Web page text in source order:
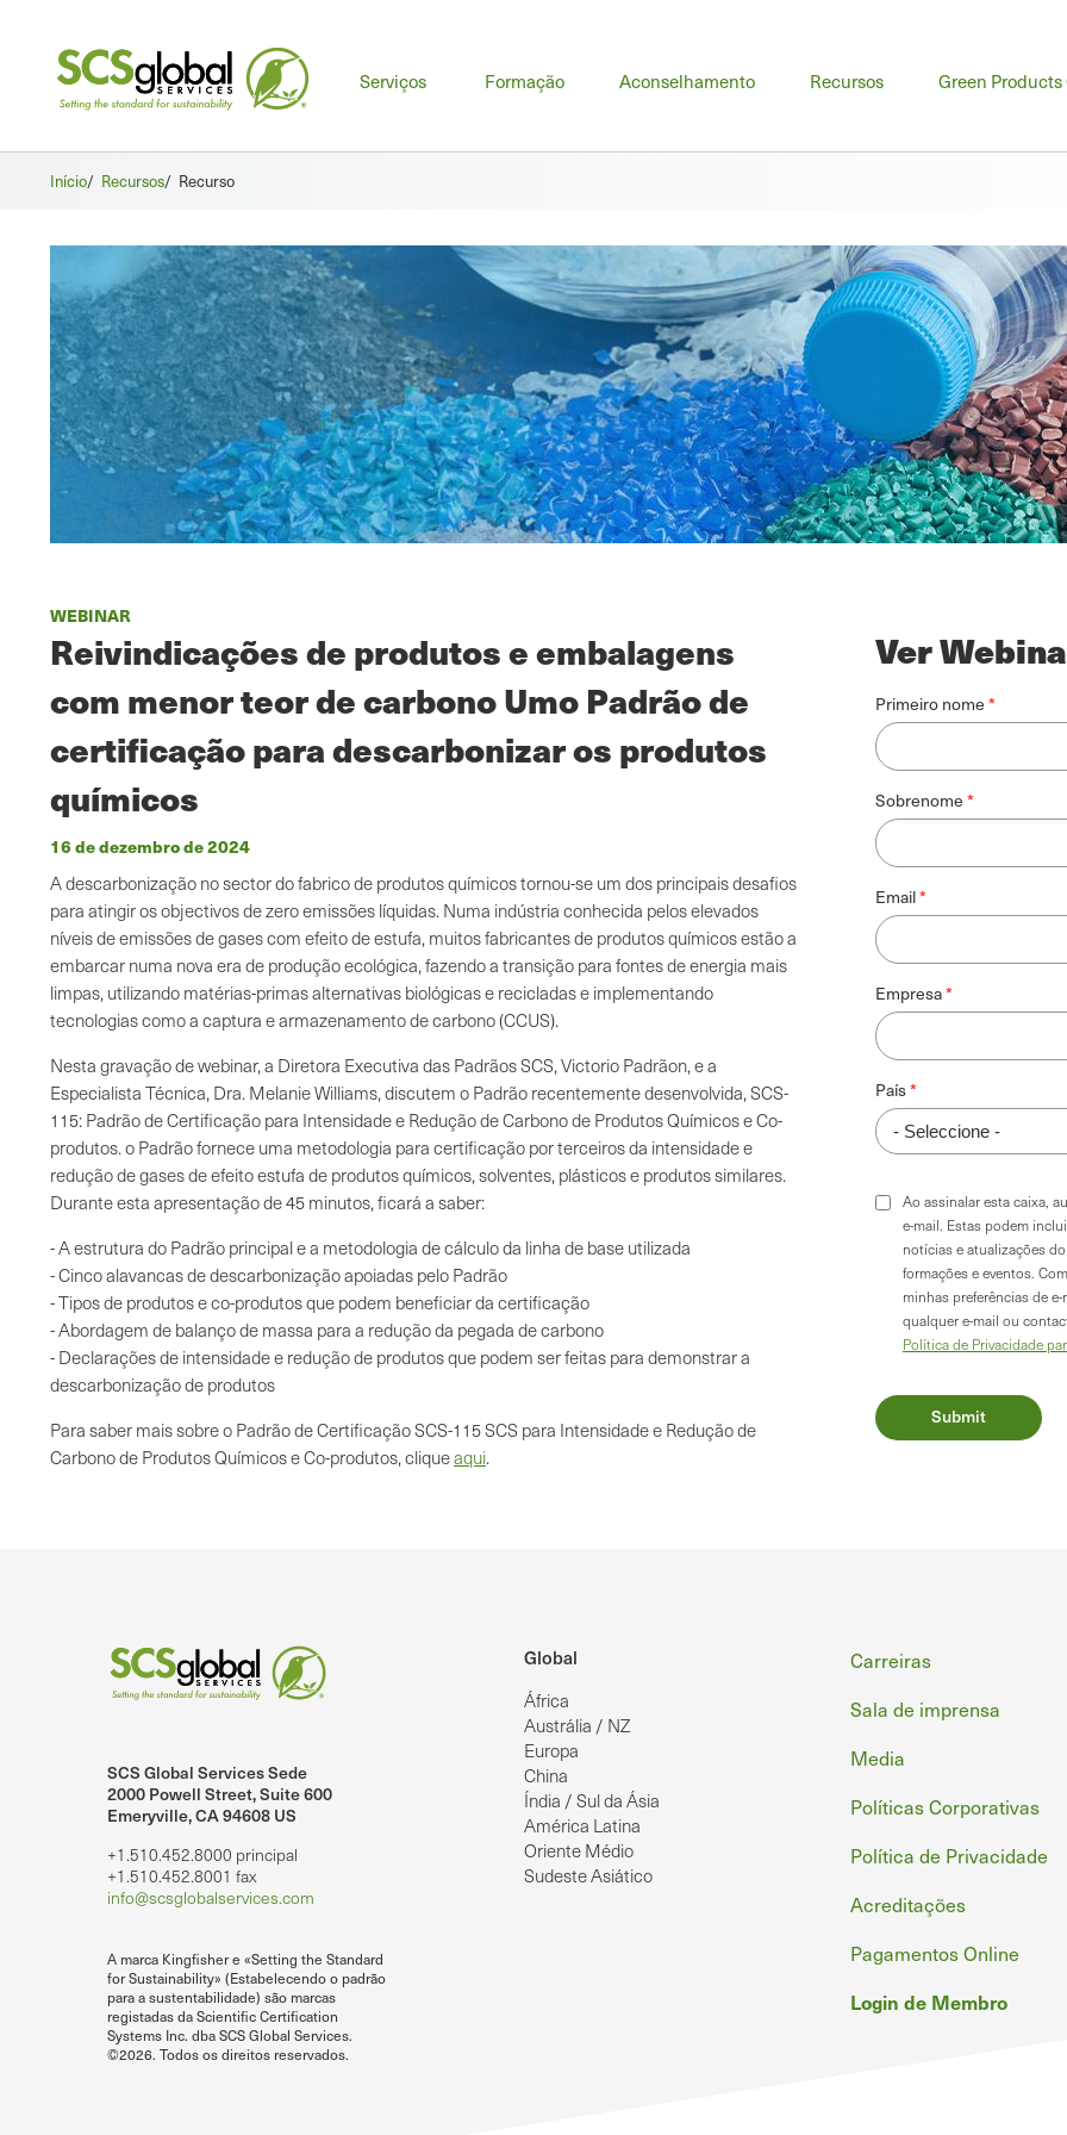
Serviços
Menu
Formação Aconselhamento Recursos Green
Início/ Recursos/ Recurso
WEBINAR
Reivindicações de produtos e embalagens
com menor teor de carbono Umo Padrão de
certificação para descarbonizar os produtos
químicos
16 de dezembro de 2024
A descarbonização no sector do fabrico de produtos químicos tornou-se um dos principais desafios
para atingir os objectivos de zero emissões líquidas. Numa indústria conhecida pelos elevados
níveis de emissões de gases com efeito de estufa, muitos fabricantes de produtos químicos estão a
embarcar numa nova era de produção ecológica, fazendo a transição para fontes de energia mais
limpas, utilizando matérias-primas alternativas biológicas e recicladas e implementando
tecnologias como a captura e armazenamento de carbono (CCUS).
Nesta gravação de webinar, a Diretora Executiva das Padrãos SCS, Victorio Padrãon, e a
Especialista Técnica, Dra. Melanie Williams, discutem o Padrão recentemente desenvolvida, SCS-
115: Padrão de Certificação para Intensidade e Redução de Carbono de Produtos Químicos e Co-
produtos. o Padrão fornece uma metodologia para certificação por terceiros da intensidade e
redução de gases de efeito estufa de produtos químicos, solventes, plásticos e produtos similares.
Durante esta apresentação de 45 minutos, ficará a saber:
- A estrutura do Padrão principal e a metodologia de cálculo da linha de base utilizada
- Cinco alavancas de descarbonização apoiadas pelo Padrão
- Tipos de produtos e co-produtos que podem beneficiar da certificação
- Abordagem de balanço de massa para a redução da pegada de carbono
- Declarações de intensidade e redução de produtos que podem ser feitas para demonstrar a
descarbonização de produtos
Para saber mais sobre o Padrão de Certificação SCS-115 SCS para Intensidade e Redução de
Carbono de Produtos Químicos e Co-produtos, cliqueaqui.
Ver
Primeiro nome
Sobrenome
Email
Empresa
País
Ao assinalar esta caixa,
e-mail. Estas podem
notícias e atualizações
formações e eventos.
minhas preferências de
qualquer e-mail ou
Política de Privacidade
SCS Global Services Sede
2000 Powell Street, Suite 600
Emeryville, CA 94608 US
+1.510.452.8000 principal
+1.510.452.8001 fax
info@scsglobalservices.com
A marca Kingfisher e «Setting the Standard
for Sustainability» (Estabelecendo o padrão
para a sustentabilidade) são marcas
registadas da Scientific Certification
Systems Inc. dba SCS Global Services.
©2026. Todos os direitos reservados.
Global
África
Austrália / NZ
Europa
China
Índia / Sul da Ásia
América Latina
Oriente Médio
Sudeste Asiático
Rodapé
Carreiras
Sala de imprensa
Media
Políticas Corporativas
Política de Privacidade
Acreditações
Pagamentos Online
Login de Membro
no LinkedIn.
SCS Global Services no YouTube